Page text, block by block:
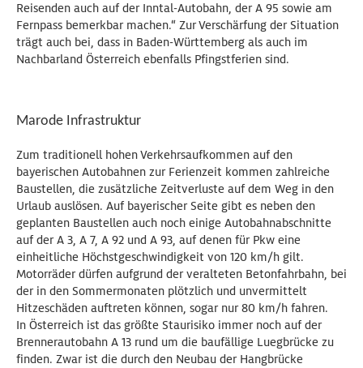
Reisenden auch auf der Inntal-Autobahn, der A 95 sowie am
Fernpass bemerkbar machen.“ Zur Verschärfung der Situation
trägt auch bei, dass in Baden-Württemberg als auch im
Nachbarland Österreich ebenfalls Pfingstferien sind.
Marode Infrastruktur
Zum traditionell hohen Verkehrsaufkommen auf den
bayerischen Autobahnen zur Ferienzeit kommen zahlreiche
Baustellen, die zusätzliche Zeitverluste auf dem Weg in den
Urlaub auslösen. Auf bayerischer Seite gibt es neben den
geplanten Baustellen auch noch einige Autobahnabschnitte
auf der A 3, A 7, A 92 und A 93, auf denen für Pkw eine
einheitliche Höchstgeschwindigkeit von 120 km/h gilt.
Motorräder dürfen aufgrund der veralteten Betonfahrbahn, bei
der in den Sommermonaten plötzlich und unvermittelt
Hitzeschäden auftreten können, sogar nur 80 km/h fahren.
In Österreich ist das größte Staurisiko immer noch auf der
Brennerautobahn A 13 rund um die baufällige Luegbrücke zu
finden. Zwar ist die durch den Neubau der Hangbrücke